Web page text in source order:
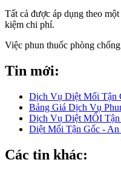
Tất cả được áp dụng theo
kiệm chi phí.
Việc phun thuốc phòng
Tin mới:
Dịch Vụ Diệt Mối Tận
Bảng Giá Dịch Vụ
Dịch Vụ Diệt MỐI
Diệt Mối Tận Gốc - An
Các tin khác: